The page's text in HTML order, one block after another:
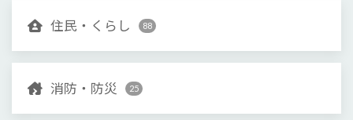
住民・くらし 88
消防・防災 25